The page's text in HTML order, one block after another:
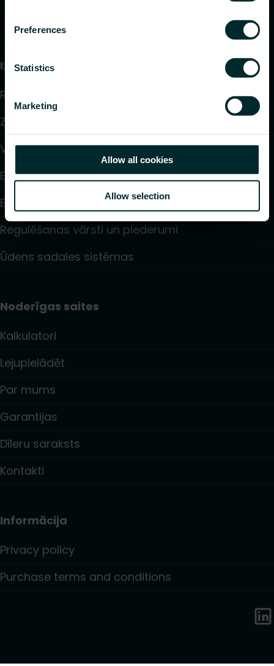
Preferences
Statistics
Marketing
Allow all cookies
Allow selection
Izstrādājumi
Radiatori un dvieļu žāvētāji
Zemgrīdas apkure un dzesēšana
Ventilatoru konvektori
Elektriskā apsilde
Elektroniskā vadība
Regulēšanas vārsti un piederumi
Ūdens sadales sistēmas
Noderīgas saites
Kalkulatori
Lejupielādēt
Par mums
Garantijas
Dīleru saraksts
Kontakti
Informācija
Privacy policy
Purchase terms and conditions